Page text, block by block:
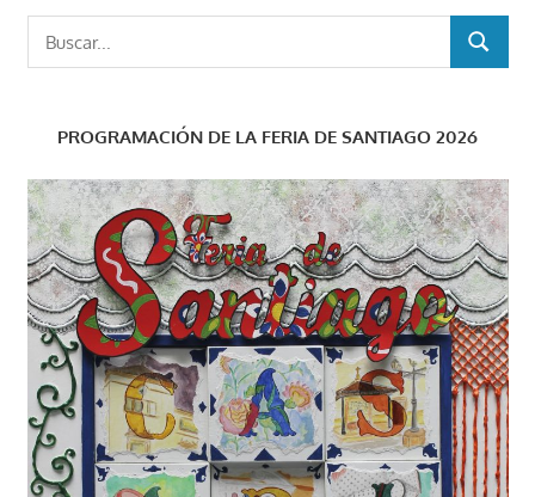
BUSCAR
PROGRAMACIÓN DE LA FERIA DE SANTIAGO 2026